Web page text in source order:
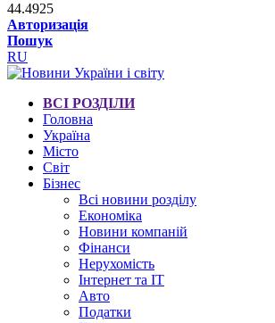
44.4925
Авторизація
Пошук
RU
ВСІ РОЗДІЛИ
Головна
Україна
Місто
Світ
Бізнес
Всі новини розділу
Економіка
Новини компаній
Фінанси
Нерухомість
Інтернет та IT
Авто
Податки